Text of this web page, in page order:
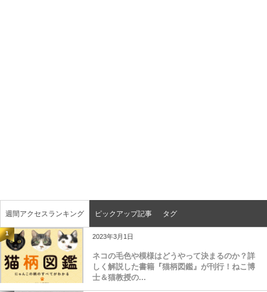
週間アクセスランキング ピックアップ記事 タグ
1 2023年3月1日
ネコの毛色や模様はどうやって決まるのか？詳
しく解説した書籍『猫柄図鑑』が刊行！ねこ博
士＆猫教授の...